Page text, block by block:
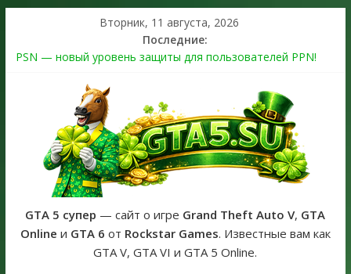
Вторник, 11 августа, 2026
Последние:
PSN — новый уровень защиты для пользователей PPN!
The Kortz Center Heist выйдет в GTA Online уже 14 июля
Регистрация в Rockstar Games Social Club ошибка #1.500.7:
как зарегистрировать аккаунт и войти без проблем в 2026
Получайте особые награды в GTA Online по программе
Fine Art Collector
GTA 6 официальная обложка игры и Предзаказ Grand Theft
Auto VI
GTA 5 супер — сайт о игре Grand Theft Auto V, GTA
Online и GTA 6 от Rockstar Games. Известные вам как
GTA V, GTA VI и GTA 5 Online.